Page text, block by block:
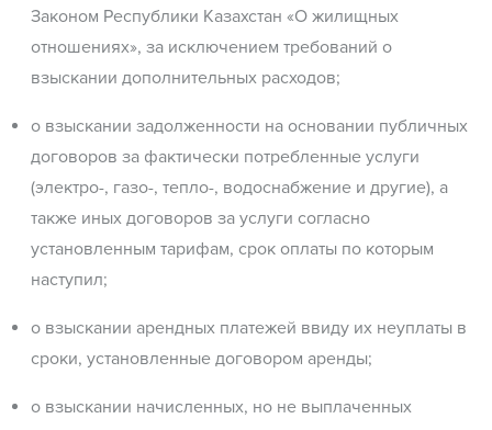
Законом Республики Казахстан «О жилищных
отношениях», за исключением требований о
взыскании дополнительных расходов;
о взыскании задолженности на основании публичных
договоров за фактически потребленные услуги
(электро-, газо-, тепло-, водоснабжение и другие), а
также иных договоров за услуги согласно
установленным тарифам, срок оплаты по которым
наступил;
о взыскании арендных платежей ввиду их неуплаты в
сроки, установленные договором аренды;
о взыскании начисленных, но не выплаченных